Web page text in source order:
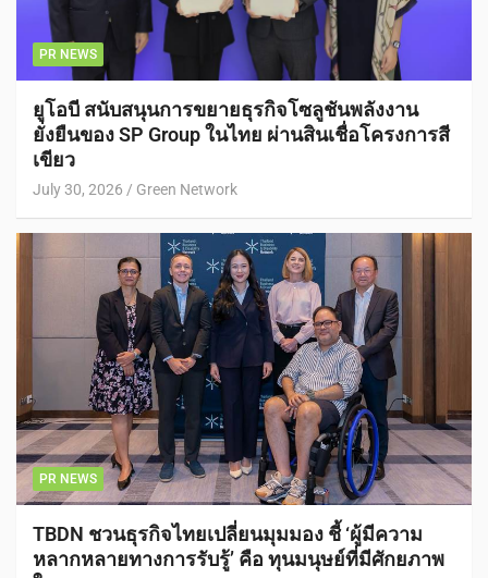
PR NEWS
ยูโอบี สนับสนุนการขยายธุรกิจโซลูชันพลังงาน
ยั่งยืนของ SP Group ในไทย ผ่านสินเชื่อโครงการสี
เขียว
July 30, 2026 Green Network
PR NEWS
TBDN ชวนธุรกิจไทยเปลี่ยนมุมมอง ชี้ ‘ผู้มีความ
หลากหลายทางการรับรู้’ คือ ทุนมนุษย์ที่มีศักยภาพ